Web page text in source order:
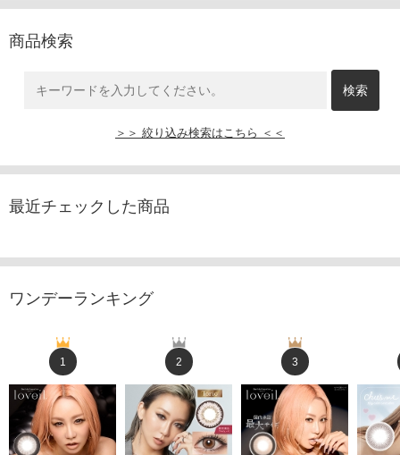
商品検索
＞＞ 絞り込み検索はこちら ＜＜
最近チェックした商品
ワンデーランキング
1 2 3